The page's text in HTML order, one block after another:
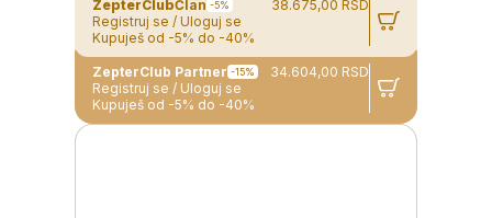
ZepterClubČlan -5%
38.675,00 RSD
Registruj se / Uloguj se
Kupuješ od -5% do -40%
ZepterClub Partner -15%
34.604,00 RSD
Registruj se / Uloguj se
Kupuješ od -5% do -40%